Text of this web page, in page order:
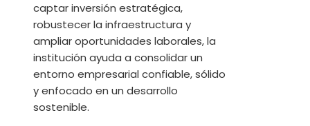
captar inversión estratégica,
robustecer la infraestructura y
ampliar oportunidades laborales, la
institución ayuda a consolidar un
entorno empresarial confiable, sólido
y enfocado en un desarrollo
sostenible.